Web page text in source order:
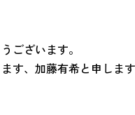
ございます。
す、加藤有希と申しま